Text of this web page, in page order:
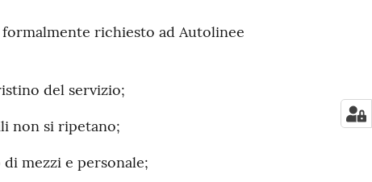
richiesto ad Autolinee
del servizio;
non si ripetano;
mezzi e personale;